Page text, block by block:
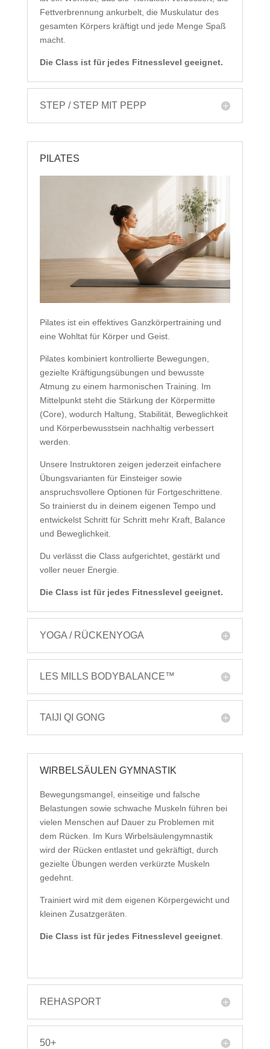
Fettverbrennung ankurbelt, die Muskulatur des
gesamten Körpers kräftigt und jede Menge Spaß
macht.
Die Class ist für jedes Fitnesslevel geeignet.
STEP / STEP MIT PEPP
PILATES
Pilates ist ein effektives Ganzkörpertraining und
eine Wohltat für Körper und Geist.
Pilates kombiniert kontrollierte Bewegungen,
gezielte Kräftigungsübungen und bewusste
Atmung zu einem harmonischen Training. Im
Mittelpunkt steht die Stärkung der Körpermitte
(Core), wodurch Haltung, Stabilität, Beweglichkeit
und Körperbewusstsein nachhaltig verbessert
werden.
Unsere Instruktoren zeigen jederzeit einfachere
Übungsvarianten für Einsteiger sowie
anspruchsvollere Optionen für Fortgeschrittene.
So trainierst du in deinem eigenen Tempo und
entwickelst Schritt für Schritt mehr Kraft, Balance
und Beweglichkeit.
Du verlässt die Class aufgerichtet, gestärkt und
voller neuer Energie.
Die Class ist für jedes Fitnesslevel geeignet.
YOGA / RÜCKENYOGA
LES MILLS BODYBALANCE™
TAIJI QI GONG
WIRBELSÄULEN GYMNASTIK
Bewegungsmangel, einseitige und falsche
Belastungen sowie schwache Muskeln führen bei
vielen Menschen auf Dauer zu Problemen mit
dem Rücken. Im Kurs Wirbelsäulengymnastik
wird der Rücken entlastet und gekräftigt, durch
gezielte Übungen werden verkürzte Muskeln
gedehnt.
Trainiert wird mit dem eigenen Körpergewicht und
kleinen Zusatzgeräten.
Die Class ist für jedes Fitnesslevel geeignet.
REHASPORT
50+